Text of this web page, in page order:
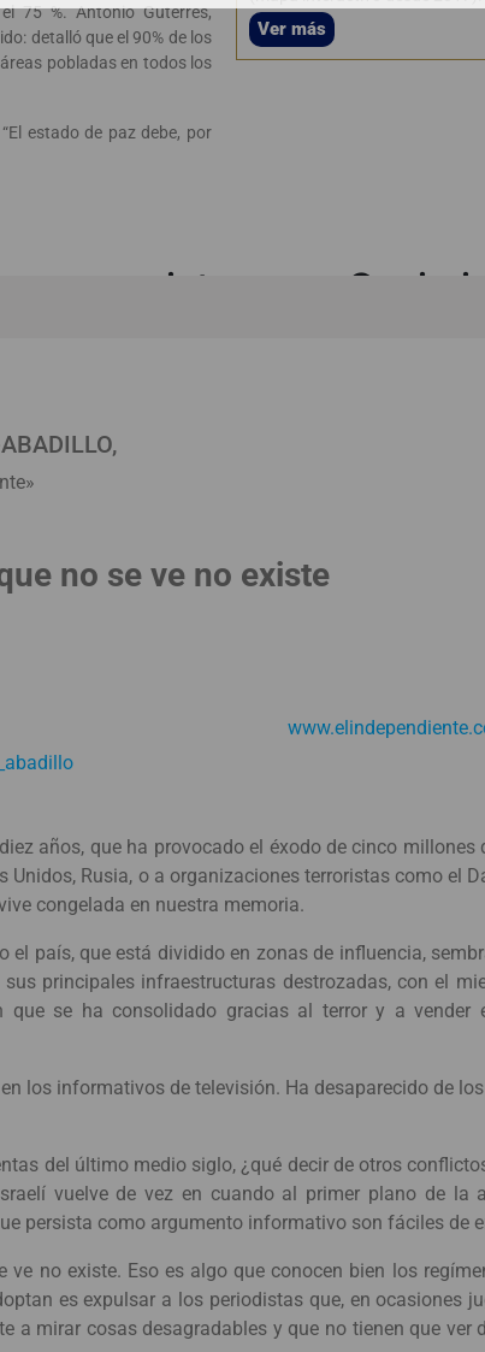
75 %. Antonio Guterres,
detalló que el 90% de los
pobladas en todos los
estado de paz debe, por
Ver más
no existe», por
no se ve no existe
años, que ha provocado el éxodo de cinco millones
Rusia, o a organizaciones terroristas como el
congelada en nuestra memoria.
país, que está dividido en zonas de influencia,
principales infraestructuras destrozadas, con el
que se ha consolidado gracias al terror y a vender
los informativos de televisión. Ha desaparecido de
del último medio siglo, ¿qué decir de otros
vuelve de vez en cuando al primer plano de la
persista como argumento informativo son fáciles de
no existe. Eso es algo que conocen bien los
es expulsar a los periodistas que, en ocasiones
a mirar cosas desagradables y que no tienen que ver